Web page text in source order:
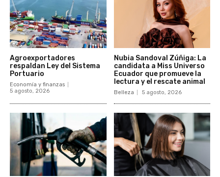
Agroexportadores
respaldan Ley del Sistema
Portuario
Economía y finanzas
5 agosto, 2026
Nubia Sandoval Zúñiga: La
candidata a Miss Universo
Ecuador que promueve la
lectura y el rescate animal
Belleza 5 agosto, 2026